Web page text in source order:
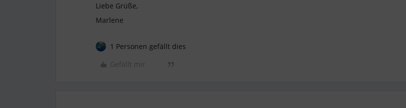
Liebe Grüße,
Marlene
1 Personen gefällt dies
Gefällt mir